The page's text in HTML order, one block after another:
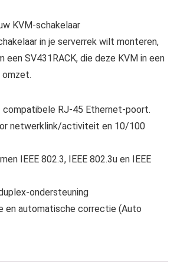
KVM-schakelaar
in je serverrek wilt monteren,
een SV431RACK, die deze KVM in een
RJ-45 Ethernet-poort.
netwerklink/activiteit en 10/100
IEEE 802.3, IEEE 802.3u en IEEE
ondersteuning
en automatische correctie (Auto